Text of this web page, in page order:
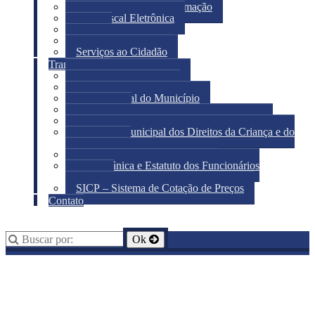
Pedido de acesso a informação
Nota Fiscal Eletrônica
Serviços ao Cidadão
Transparência
Diário Oficial do Município
Conselho Municipal dos Direitos da Criança e do
Lei Orgânica e Estatuto dos Funcionários
SICP – Sistema de Cotação de Preços
Contato